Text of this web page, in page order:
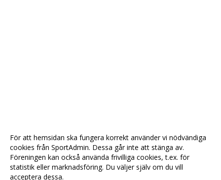
För att hemsidan ska fungera korrekt använder vi nödvändiga
cookies från SportAdmin. Dessa går inte att stänga av.
Föreningen kan också använda frivilliga cookies, t.ex. för
statistik eller marknadsföring. Du väljer själv om du vill
acceptera dessa.